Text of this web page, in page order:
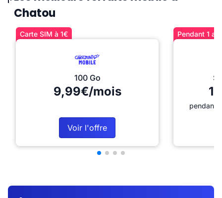
Chatou
Carte SIM à 1€
100 Go
9,99€/mois
Voir l'offre
Pendant 1
pendant